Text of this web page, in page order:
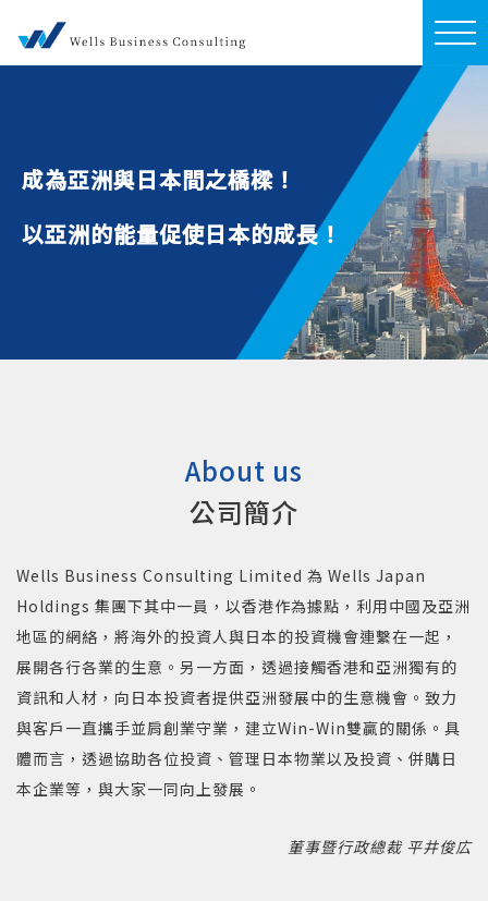
成為亞洲與日本間之橋樑！
以亞洲的能量促使日本的成長！
About us
公司簡介
Wells Business Consulting Limited 為 Wells Japan
Holdings 集團下其中一員，以香港作為據點，利用中國及亞洲
地區的網絡，將海外的投資人與日本的投資機會連繫在一起，
展開各行各業的生意。另一方面，透過接觸香港和亞洲獨有的
資訊和人材，向日本投資者提供亞洲發展中的生意機會。致力
與客戶一直攜手並肩創業守業，建立Win-Win雙贏的關係。具
體而言，透過協助各位投資、管理日本物業以及投資、併購日
本企業等，與大家一同向上發展。
董事暨行政總裁 平井俊広